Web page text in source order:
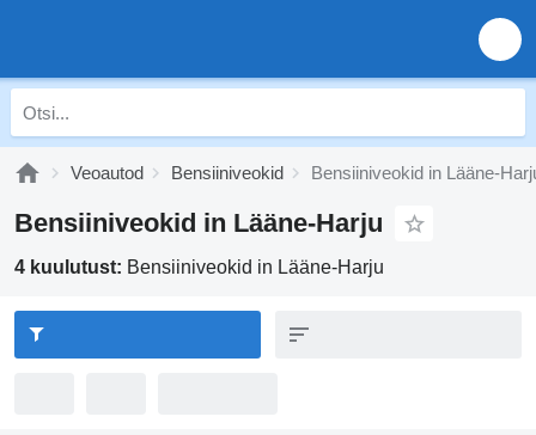
Veoautod Bensiiniveokid Bensiiniveokid in Lääne-
Bensiiniveokid in Lääne-Harju
4 kuulutust: Bensiiniveokid in Lääne-Harju